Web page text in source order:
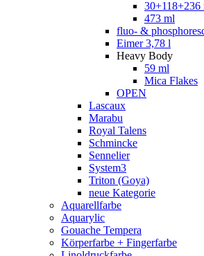
30+118+236
473 ml
fluo- &
Eimer 3,78 l
Heavy Body
59 ml
Mica Flakes
OPEN
Lascaux
Marabu
Royal Talens
Schmincke
Sennelier
System3
Triton (Goya)
neue Kategorie
Aquarellfarbe
Aquarylic
Gouache Tempera
Körperfarbe + Fingerfarbe